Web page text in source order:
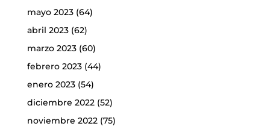
mayo 2023(64)
abril 2023(62)
marzo 2023(60)
febrero 2023(44)
enero 2023(54)
diciembre 2022(52)
noviembre 2022(75)